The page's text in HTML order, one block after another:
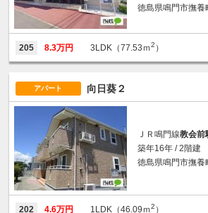
徳島県鳴門市撫養
205 8.3万円 3LDK（77.53ｍ2 ）
アパート 向日葵２
ＪＲ鳴門線教会前
築年16年 / 2階建
徳島県鳴門市撫養
202 4.6万円 1LDK（46.09ｍ2 ）